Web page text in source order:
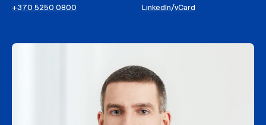
+370 5250 0800
LinkedIn/vCard